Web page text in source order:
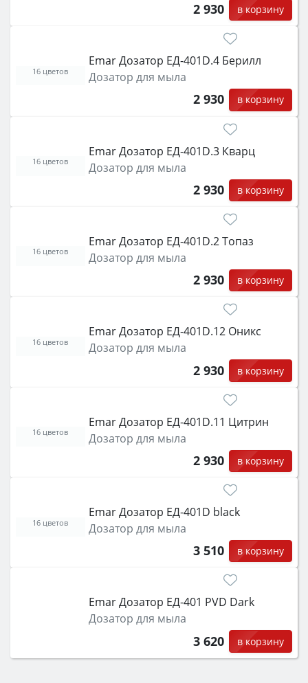
2 930 в корзину
Emar Дозатор ЕД-401D.4 Берилл
Дозатор для мыла
2 930 в корзину
16 цветов
Emar Дозатор ЕД-401D.3 Кварц
Дозатор для мыла
2 930 в корзину
16 цветов
Emar Дозатор ЕД-401D.2 Топаз
Дозатор для мыла
2 930 в корзину
16 цветов
Emar Дозатор ЕД-401D.12 Оникс
Дозатор для мыла
2 930 в корзину
16 цветов
Emar Дозатор ЕД-401D.11 Цитрин
Дозатор для мыла
2 930 в корзину
16 цветов
Emar Дозатор ЕД-401D black
Дозатор для мыла
3 510 в корзину
16 цветов
Emar Дозатор ЕД-401 PVD Dark
Дозатор для мыла
3 620 в корзину